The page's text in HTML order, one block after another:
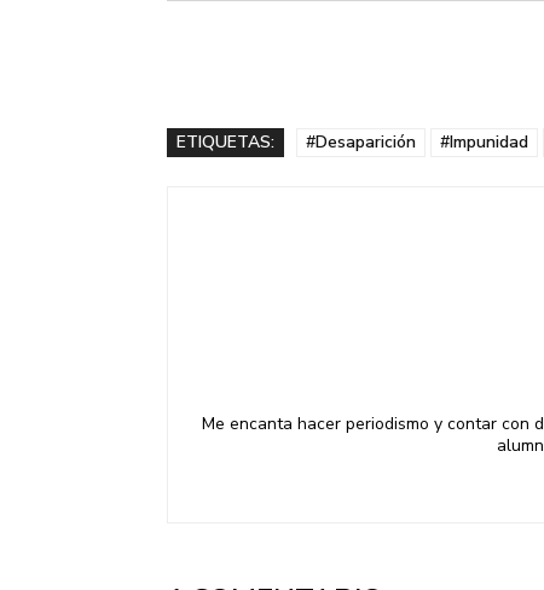
ETIQUETAS: #Desaparición #Impunidad
Me encanta hacer periodismo y contar con